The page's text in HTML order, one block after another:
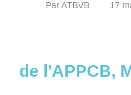
Par ATBVB 17
de l’APPCB,